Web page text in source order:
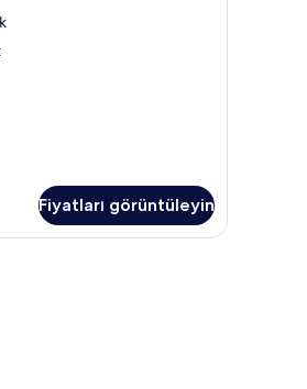
Fiyatları görüntüleyin